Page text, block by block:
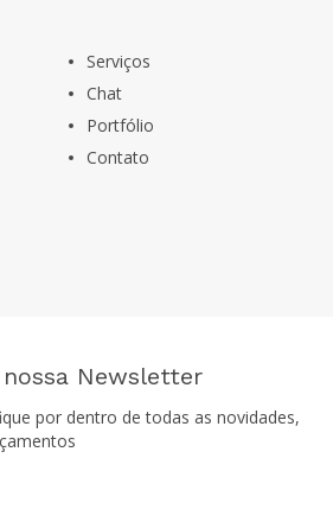
Serviços
Chat
Portfólio
Contato
Newsletter
por dentro de todas as novidades,